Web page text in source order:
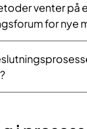
venter på
for nye